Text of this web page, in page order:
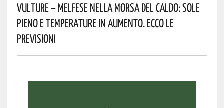
Vulture – Melfese Nella Morsa Del Caldo: Sole
Pieno E Temperature In Aumento. Ecco Le
Previsioni